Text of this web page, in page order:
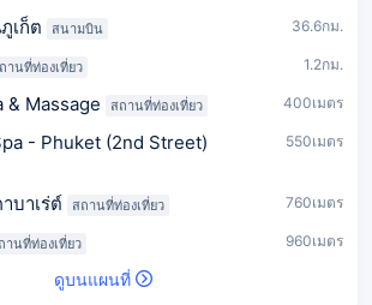
เก็ต สนามบิน 36.6กม.
านที่ท่องเที่ยว 1.2กม.
& Massage สถานที่ท่องเที่ยว 400เมตร
- Phuket (2nd Street) 550เมตร
บาเร่ต์ สถานที่ท่องเที่ยว 760เมตร
านที่ท่องเที่ยว 960เมตร
ดูบนแผนที่